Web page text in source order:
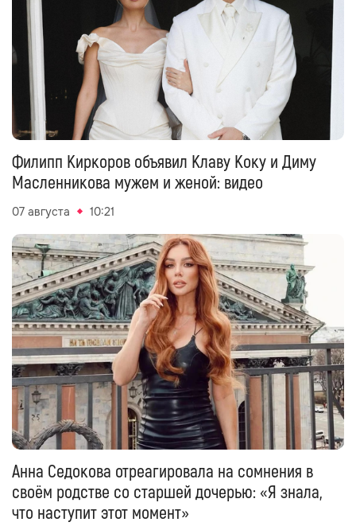
Филипп Киркоров объявил Клаву Коку и Диму
Масленникова мужем и женой: видео
07 августа 10:21
Анна Седокова отреагировала на сомнения в
своём родстве со старшей дочерью: «Я знала,
что наступит этот момент»